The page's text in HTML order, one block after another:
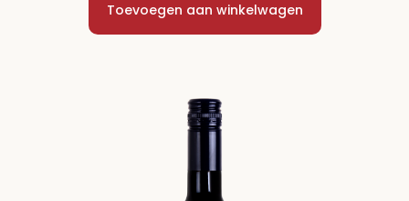
Toevoegen aan winkelwagen